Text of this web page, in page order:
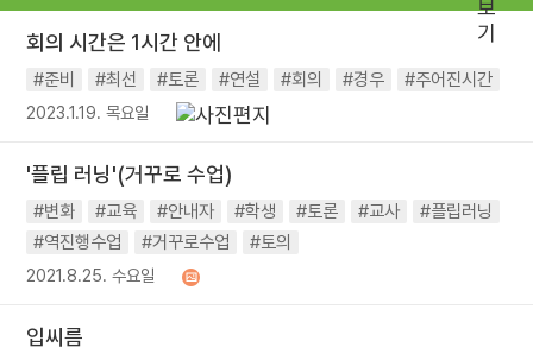
#독서
#건강 #면역력
회의 시간은 1시간 안에
#준비 #최선 #토론 #연설 #회의 #경우 #주어진시간
2023.1.19. 목요일
'플립 러닝'(거꾸로 수업)
#변화 #교육 #안내자 #학생 #토론 #교사
#플립러닝
#역진행수업
#거꾸로수업 #토의
2021.8.25. 수요일
입씨름